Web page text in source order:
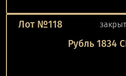
Лот №118
Рубль 1834